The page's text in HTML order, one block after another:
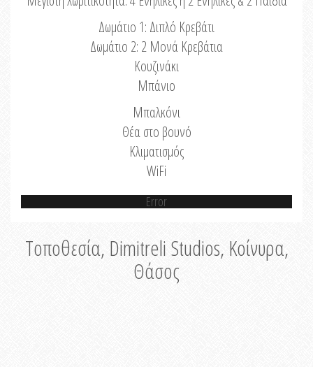
Δωμάτιο 1: Διπλό Κρεβάτι
Δωμάτιο 2: 2 Μονά Κρεβάτια
Κουζινάκι
Μπάνιο
Μπαλκόνι
Θέα στο βουνό
Κλιματισμός
WiFi
Error
Τοποθεσία, Dimitreli Studios, Κοίνυρα,
Θάσος